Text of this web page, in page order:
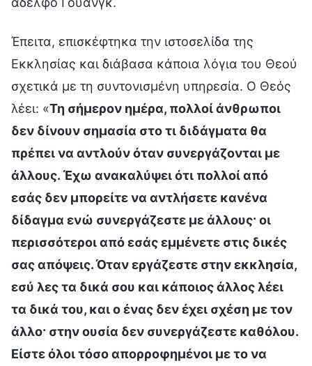
Έπειτα, επισκέφτηκα την ιστοσελίδα της
Εκκλησίας και διάβασα κάποια λόγια του Θεού
σχετικά με τη συντονισμένη υπηρεσία. Ο Θεός
λέει: «Τη σήμερον ημέρα, πολλοί άνθρωποι
δεν δίνουν σημασία στο τι διδάγματα θα
πρέπει να αντλούν όταν συνεργάζονται με
άλλους. Έχω ανακαλύψει ότι πολλοί από
εσάς δεν μπορείτε να αντλήσετε κανένα
δίδαγμα ενώ συνεργάζεστε με άλλους· οι
περισσότεροι από εσάς εμμένετε στις δικές
σας απόψεις. Όταν εργάζεστε στην εκκλησία,
εσύ λες τα δικά σου και κάποιος άλλος λέει
τα δικά του, και ο ένας δεν έχει σχέση με τον
άλλο· στην ουσία δεν συνεργάζεστε καθόλου.
Είστε όλοι τόσο απορροφημένοι με το να